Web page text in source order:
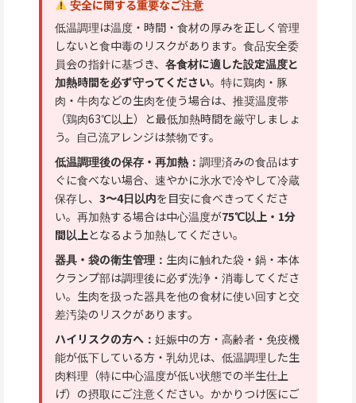
安全に関する重要なご注意
低温調理は温度・時間・食材の厚みを正しく管理
しないと食中毒のリスクがあります。食品安全委
員会の指針に基づき、 各食材に適した設定温度と
加熱時間を必ず守ってください。特に鶏肉・豚
肉・牛肉などの生肉を使う場合は、推奨温度帯
（鶏肉63℃以上）と最低加熱時間を厳守しましょ
う。自己流アレンジは禁物です。
低温調理後の保存・再加熱： 調理済みの食品はす
ぐに食べない場合、速やかに氷水で冷やして冷蔵
保存し、 3〜4日以内を目安に食べきってくださ
い。再加熱する場合は中心温度が75℃以上・1分
間以上となるよう加熱してください。
器具・袋の衛生管理： 生肉に触れた袋・鍋・本体
クランプ部は調理後に必ず洗浄・消毒してくださ
い。生肉を扱った器具を他の食材に使い回すと交
差汚染のリスクがあります。
ハイリスクの方へ： 妊娠中の方・高齢者・免疫機
能が低下している方・乳幼児は、低温調理した生
肉料理（特に中心温度が低い状態での半生仕上
げ）の摂取にご注意ください。かかりつけ医にご